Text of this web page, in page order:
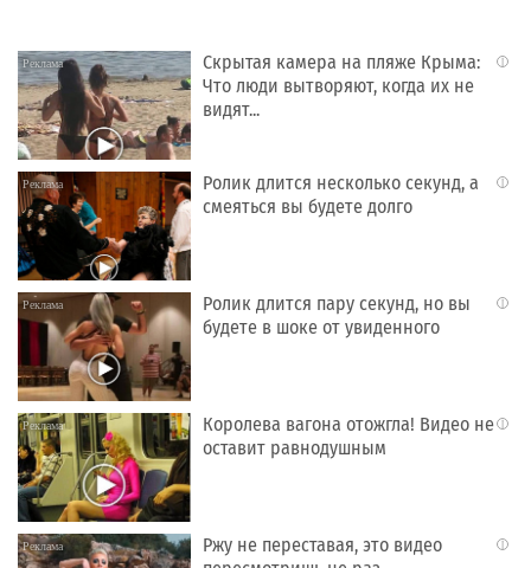
i
Скрытая камера на пляже Крыма:
Что люди вытворяют, когда их не
видят...
i
Ролик длится несколько секунд, а
смеяться вы будете долго
i
Ролик длится пару секунд, но вы
будете в шоке от увиденного
i
Королева вагона отожгла! Видео не
оставит равнодушным
i
Ржу не переставая, это видео